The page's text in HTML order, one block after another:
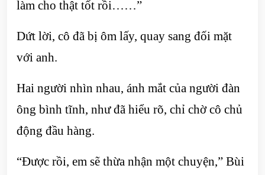
làm cho thật tốt rồi……”
Dứt lời, cô đã bị ôm lấy, quay sang đối mặt
với anh.
Hai người nhìn nhau, ánh mắt của người đàn
ông bình tĩnh, như đã hiểu rõ, chỉ chờ cô chủ
động đầu hàng.
“Được rồi, em sẽ thừa nhận một chuyện,” Bùi